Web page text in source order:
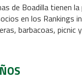
de Boadilla tienen
en los Rankings
barbacoas, picnic